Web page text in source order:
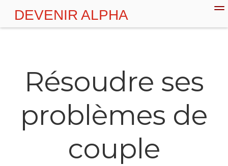
DEVENIR ALPHA
Résoudre ses
problèmes de
couple